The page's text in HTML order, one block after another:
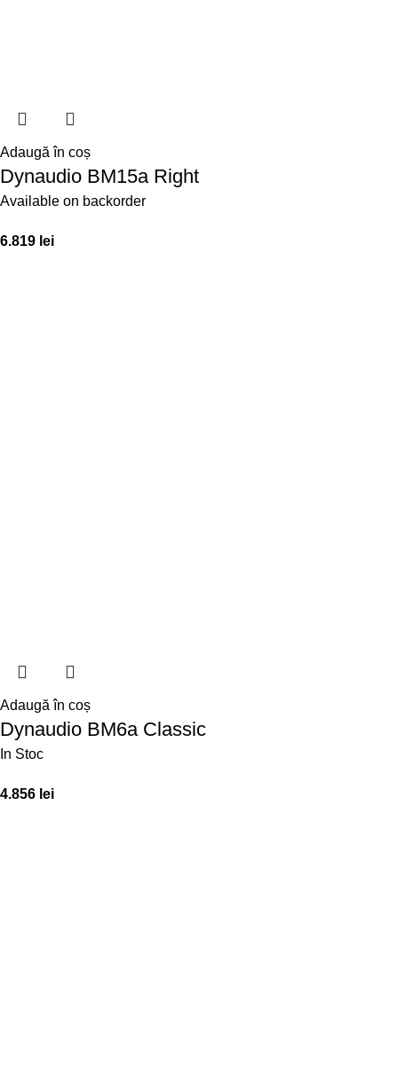
Adaugă în coș
Dynaudio BM15a Right
Available on backorder
6.819 lei
Adaugă în coș
Dynaudio BM6a Classic
In Stoc
4.856 lei